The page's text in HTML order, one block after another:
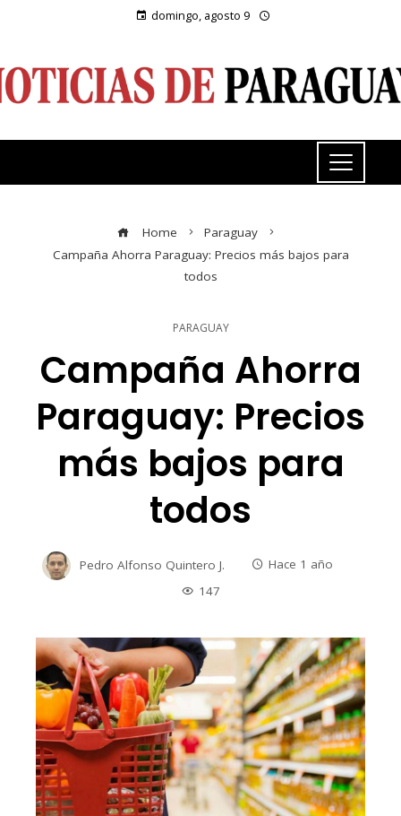
domingo, agosto 9
Home
Paraguay
Campaña Ahorra Paraguay: Precios más bajos para
todos
PARAGUAY
Campaña Ahorra
Paraguay: Precios
más bajos para
todos
Pedro Alfonso Quintero J.
Hace 1 año
147